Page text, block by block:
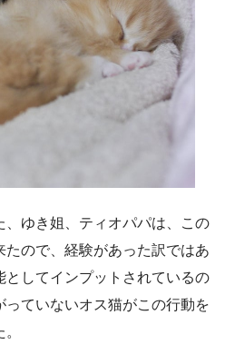
、ゆき姐、ティオパパは、この
ので、経験があった訳ではあ
としてインプットされているの
ていないオス猫がこの行動を